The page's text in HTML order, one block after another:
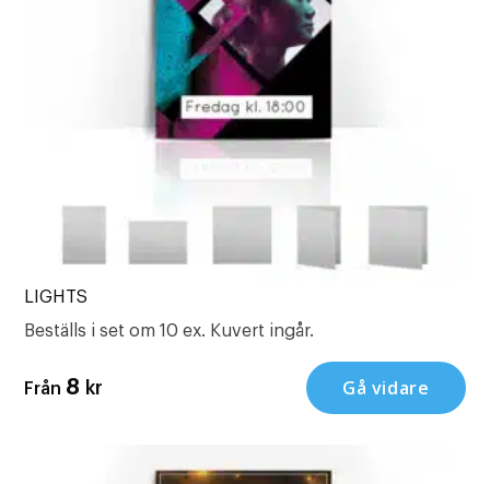
LIGHTS
Beställs i set om 10 ex. Kuvert ingår.
Från 8 kr Gå vidare